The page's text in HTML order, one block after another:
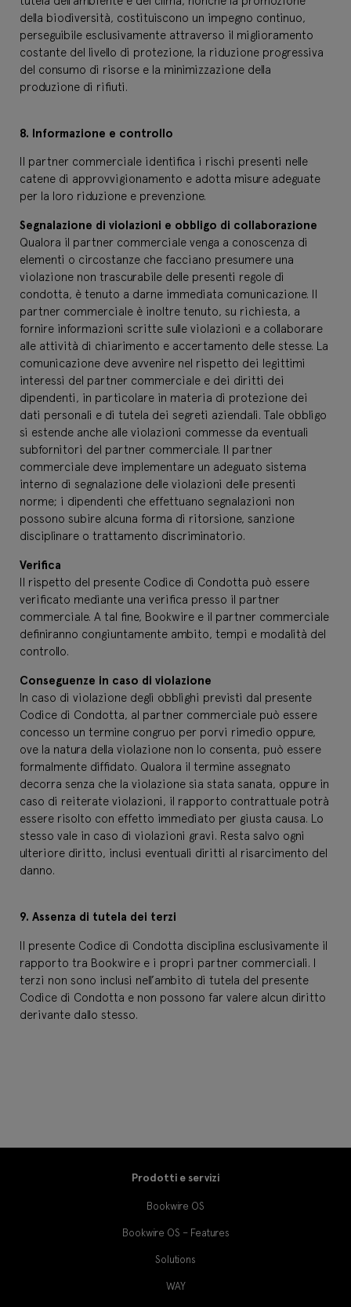
della biodiversità, costituiscono un impegno continuo,
perseguibile esclusivamente attraverso il miglioramento
costante del livello di protezione, la riduzione progressiva
del consumo di risorse e la minimizzazione della
produzione di rifiuti.
8. Informazione e controllo
Il partner commerciale identifica i rischi presenti nelle
catene di approvvigionamento e adotta misure adeguate
per la loro riduzione e prevenzione.
Segnalazione di violazioni e obbligo di collaborazione
Qualora il partner commerciale venga a conoscenza di
elementi o circostanze che facciano presumere una
violazione non trascurabile delle presenti regole di
condotta, è tenuto a darne immediata comunicazione. Il
partner commerciale è inoltre tenuto, su richiesta, a
fornire informazioni scritte sulle violazioni e a collaborare
alle attività di chiarimento e accertamento delle stesse. La
comunicazione deve avvenire nel rispetto dei legittimi
interessi del partner commerciale e dei diritti dei
dipendenti, in particolare in materia di protezione dei
dati personali e di tutela dei segreti aziendali. Tale obbligo
si estende anche alle violazioni commesse da eventuali
subfornitori del partner commerciale. Il partner
commerciale deve implementare un adeguato sistema
interno di segnalazione delle violazioni delle presenti
norme; i dipendenti che effettuano segnalazioni non
possono subire alcuna forma di ritorsione, sanzione
disciplinare o trattamento discriminatorio.
Verifica
Il rispetto del presente Codice di Condotta può essere
verificato mediante una verifica presso il partner
commerciale. A tal fine, Bookwire e il partner commerciale
definiranno congiuntamente ambito, tempi e modalità del
controllo.
Conseguenze in caso di violazione
In caso di violazione degli obblighi previsti dal presente
Codice di Condotta, al partner commerciale può essere
concesso un termine congruo per porvi rimedio oppure,
ove la natura della violazione non lo consenta, può essere
formalmente diffidato. Qualora il termine assegnato
decorra senza che la violazione sia stata sanata, oppure in
caso di reiterate violazioni, il rapporto contrattuale potrà
essere risolto con effetto immediato per giusta causa. Lo
stesso vale in caso di violazioni gravi. Resta salvo ogni
ulteriore diritto, inclusi eventuali diritti al risarcimento del
danno.
9. Assenza di tutela dei terzi
Il presente Codice di Condotta disciplina esclusivamente il
rapporto tra Bookwire e i propri partner commerciali. I
terzi non sono inclusi nell’ambito di tutela del presente
Codice di Condotta e non possono far valere alcun diritto
derivante dallo stesso.
Prodotti e servizi
Bookwire OS
Bookwire OS – Features
Solutions
WAY